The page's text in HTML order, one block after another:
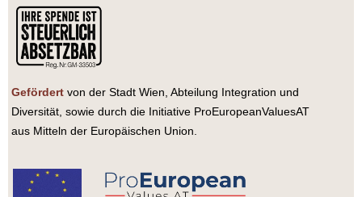
Gefördert von der Stadt Wien, Abteilung Integration und
Diversität, sowie durch die Initiative ProEuropeanValuesAT
aus Mitteln der Europäischen Union.